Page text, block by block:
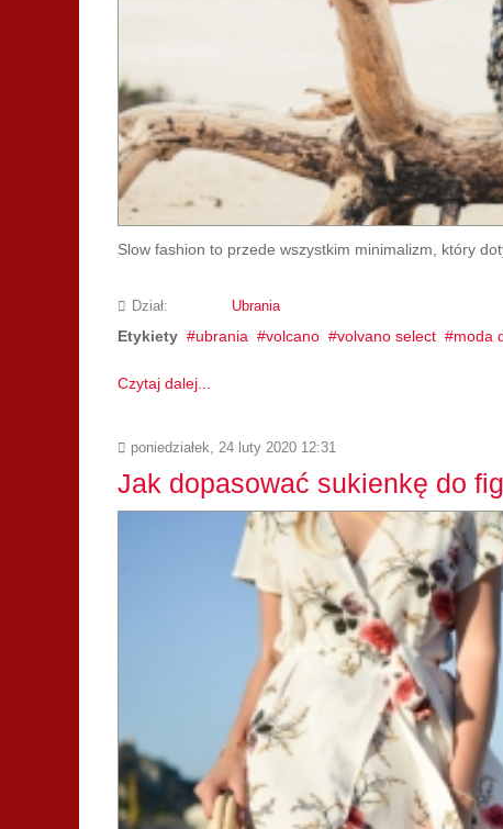
Slow fashion to przede wszystkim minimalizm, który
Dział: Ubrania
Etykiety ubrania volcano volvano select moda
Czytaj dalej...
poniedziałek, 24 luty 2020 12:31
Jak dopasować sukienkę do